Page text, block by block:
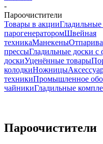
-
Пароочистители
Товары в акции
парогенераторомШвейная
техникаМанекены
прессыГладильные доски с
доскиУценённые товары
колодкиНожницы
техникиПромышленное
чайникиГладильные
Пароочистители